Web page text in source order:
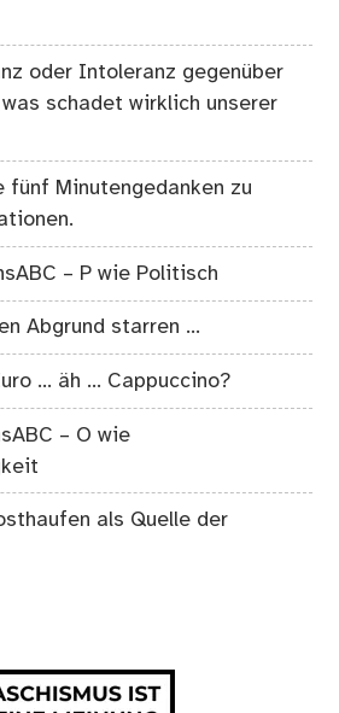
oder Intoleranz gegenüber
schadet wirklich unserer
fünf Minutengedanken zu
– P wie Politisch
Abgrund starren …
… äh … Cappuccino?
– O wie
als Quelle der